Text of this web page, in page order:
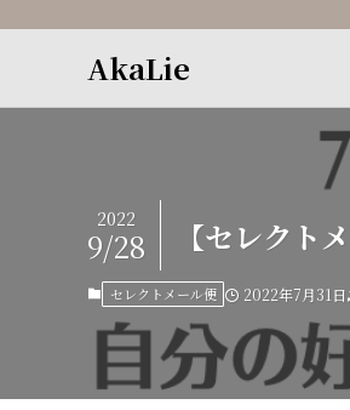
AkaLie
【セレクト
2022
9/28
セレクトメール便 2022年7月31日